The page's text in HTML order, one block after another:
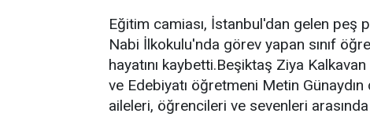
Eğitim camiası, İstanbul'dan gelen peş
Nabi İlkokulu'nda görev yapan sınıf
hayatını kaybetti.Beşiktaş Ziya
ve Edebiyatı öğretmeni Metin
aileleri, öğrencileri ve sevenleri